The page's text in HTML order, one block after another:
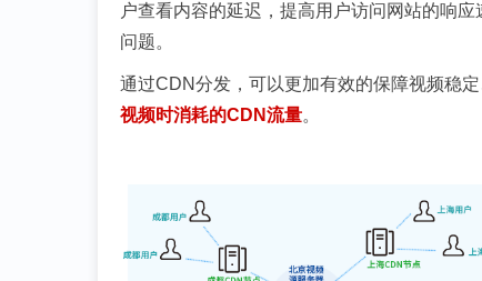
户查看内容的延迟，提高用户访问网站的响
问题。
通过CDN分发，可以更加有效的保障视频稳
视频时消耗的CDN流量。